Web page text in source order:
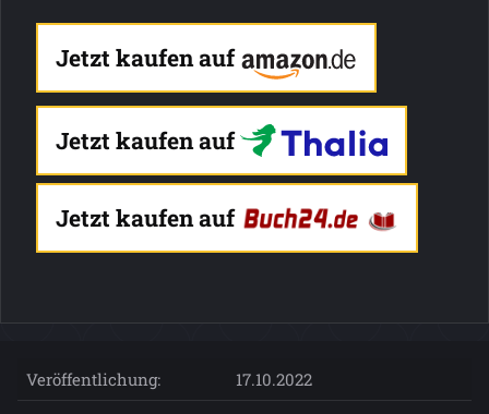
Jetzt kaufen auf
Jetzt kaufen auf
Jetzt kaufen auf
Veröffentlichung:
17.10.2022